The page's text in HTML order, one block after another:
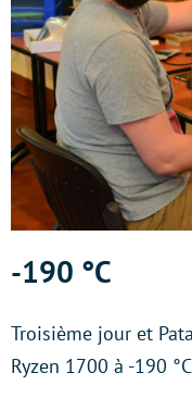
-190 °C
Troisième jour et
Ryzen 1700 à -190